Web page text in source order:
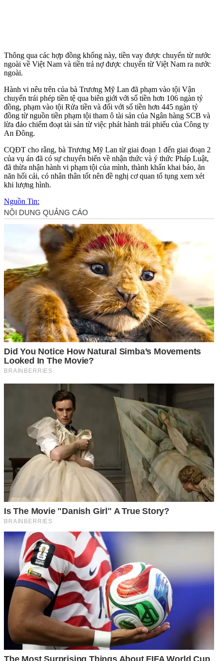
Thông qua các hợp đồng khống này, tiền vay được chuyển từ nước
ngoài về Việt Nam và tiền trả nợ được chuyển từ Việt Nam ra nước
ngoài.
Hành vi nêu trên của bà Trương Mỹ Lan đã phạm vào tội Vận
chuyển trái phép tiền tệ qua biên giới với số tiền hơn 106 ngàn tỷ
đồng, phạm vào tội Rửa tiền và đối với số tiền hơn 445 ngàn tỷ
đồng từ nguồn tiền phạm tội tham ô tài sản của Ngân hàng SCB và
lừa đảo chiếm đoạt tài sản từ việc phát hành trái phiếu của Công ty
An Đông.
CQĐT cho rằng, bà Trương Mỹ Lan từ giai đoạn 1 đến giai đoạn 2
của vụ án đã có sự chuyển biến về nhận thức và ý thức Pháp Luật,
đã thừa nhận hành vi phạm tội của mình, thành khẩn khai báo, ăn
năn hối cải, có nhân thân tốt nên đề nghị cơ quan tố tụng xem xét
khi lượng hình.
Nguồn Tin: